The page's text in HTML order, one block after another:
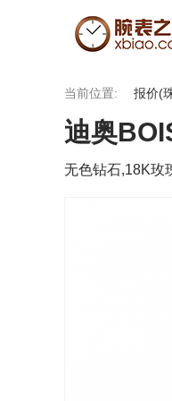
当前位置: 报价(
迪奥
无色钻石,18K玫